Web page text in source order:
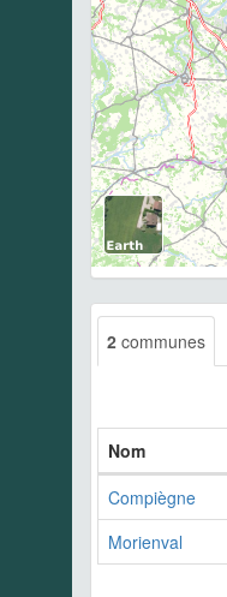
2 communes
Nom
Compiègne
Morienval